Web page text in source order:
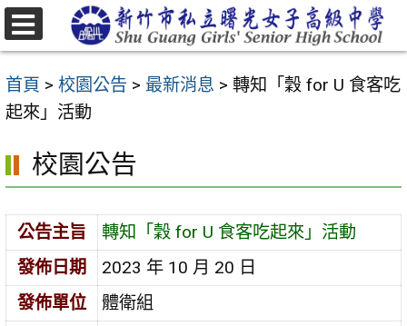
跳
至
要
內
區
首頁 > 校園公告 > 最新消息 > 轉知「穀 for U 食客吃
起來」活動
校園公告
公告主旨
轉知「穀 for U 食客吃起來」活動
發佈日期
2023 年 10 月 20 日
發佈單位
體衛組
選
單